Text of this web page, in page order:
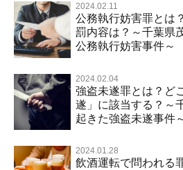
2024.02.11
公務執行妨害罪とは
罰内容は？～千葉県
公務執行妨害事件～
2024.02.04
強盗未遂罪とは？ど
遂」に該当する？～
起きた強盗未遂事件
2024.01.28
飲酒運転で問われる